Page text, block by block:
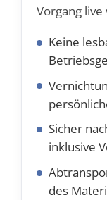
Vorgang
Keine
Sicher
inklusive
des